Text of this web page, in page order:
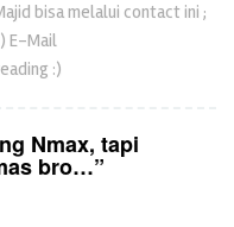
bisa melalui contact ini ;
E-Mail
:)
Nmax, tapi
bro…”